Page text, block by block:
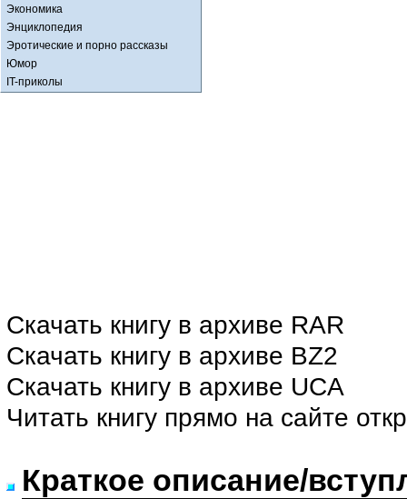
Экономика
Энциклопедия
Эротические и порно рассказы
Юмор
IT-приколы
Скачать книгу в архиве RAR
Скачать книгу в архиве BZ2
Скачать книгу в архиве UCA
Читать книгу прямо на сайте
Краткое описание/